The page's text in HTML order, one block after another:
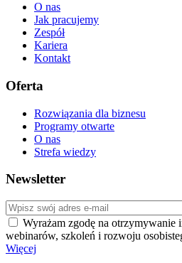
O nas
Jak pracujemy
Zespół
Kariera
Kontakt
Oferta
Rozwiązania dla biznesu
Programy otwarte
O nas
Strefa wiedzy
Newsletter
Wyrażam zgodę na otrzymywanie
webinarów, szkoleń i rozwoju
Więcej